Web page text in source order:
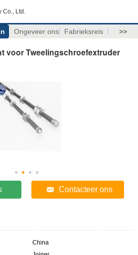
Co., Ltd.
Ongeveer ons Fabrieksreis >>
voor Tweelingschroefextruder
Contacteer ons
China